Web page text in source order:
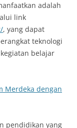
adalah
link
, yang dapat
teknologi
belajar
Merdeka dengan
pendidikan yang